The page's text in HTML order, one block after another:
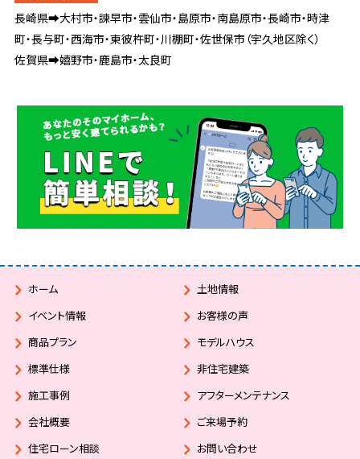
長崎県➡大村市・諫早市・雲仙市・島原市・南島原市・長崎市・時津
町・長与町・西海市・東彼杵町・川棚町・佐世保市（宇久地区除く）
佐賀県➡嬉野市・鹿島市・太良町
ホーム
イベント情報
商品プラン
標準仕様
施工事例
土地情報
お客様の声
モデルハウス
非住宅建築
アフターメンテナンス
会社概要
住宅ローン相談
ご来場予約
お問い合わせ